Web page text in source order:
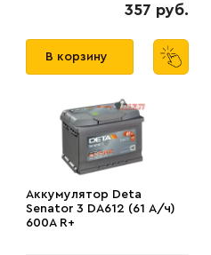
357 руб.
В корзину
Аккумулятор Deta
Senator 3 DA612 (61 А/ч)
600A R+